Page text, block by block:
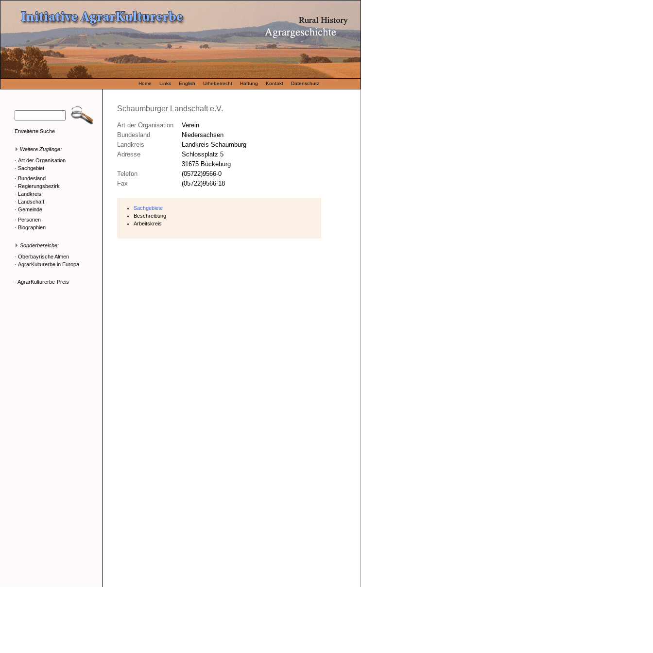
Home Links English Urheberrecht Haftung Kontakt Datenschutz
Erweiterte Suche
Weitere Zugänge:
· Art der Organisation
· Sachgebiet
· Bundesland
· Regierungsbezirk
· Landkreis
· Landschaft
· Gemeinde
· Personen
· Biographien
Sonderbereiche:
· Oberbayrische Almen
· AgrarKulturerbe in Europa
- AgrarKulturerbe-Preis
Schaumburger Landschaft e.V.
Art der Organisation
Verein
Bundesland
Niedersachsen
Landkreis
Landkreis Schaumburg
Adresse
Schlossplatz 5
31675 Bückeburg
Telefon
(05722)9566-0
Fax
(05722)9566-18
Sachgebiete
Beschreibung
Arbeitskreis